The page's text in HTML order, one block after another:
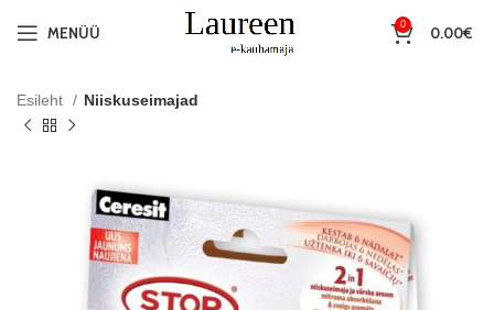
MENÜÜ 0 0.00€
Esileht Niiskuseimajad